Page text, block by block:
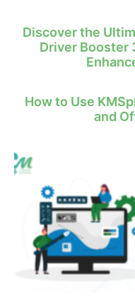
Discover the
Driver
How to Use
and